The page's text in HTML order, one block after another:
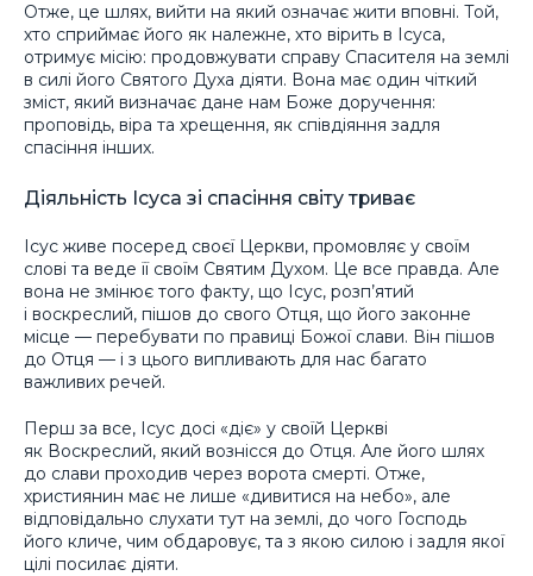
Отже, це шлях, вийти на який означає жити вповні. Той,
хто сприймає його як належне, хто вірить в Ісуса,
отримує місію: продовжувати справу Спасителя на землі
в силі його Святого Духа діяти. Вона має один чіткий
зміст, який визначає дане нам Боже доручення:
проповідь, віра та хрещення, як співдіяння задля
спасіння інших.
Діяльність Ісуса зі спасіння світу триває
Ісус живе посеред своєї Церкви, промовляє у своїм
слові та веде її своїм Святим Духом. Це все правда. Але
вона не змінює того факту, що Ісус, розп’ятий
і воскреслий, пішов до свого Отця, що його законне
місце — перебувати по правиці Божої слави. Він пішов
до Отця — і з цього випливають для нас багато
важливих речей.
Перш за все, Ісус досі «діє» у своїй Церкві
як Воскреслий, який вознісся до Отця. Але його шлях
до слави проходив через ворота смерті. Отже,
християнин має не лише «дивитися на небо», але
відповідально слухати тут на землі, до чого Господь
його кличе, чим обдаровує, та з якою силою і задля якої
цілі посилає діяти.